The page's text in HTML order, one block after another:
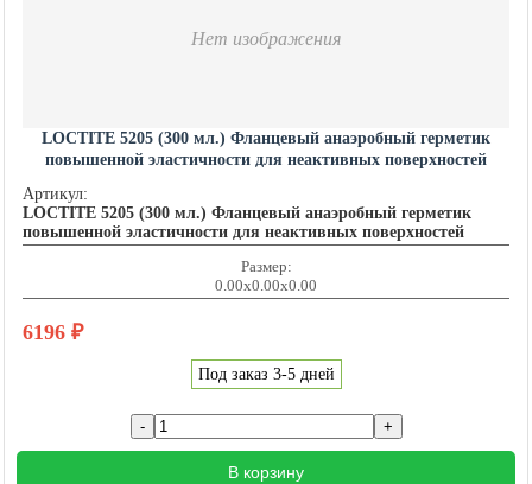
Нет изображения
LOCTITE 5205 (300 мл.) Фланцевый анаэробный герметик
повышенной эластичности для неактивных поверхностей
Артикул:
LOCTITE 5205 (300 мл.) Фланцевый анаэробный герметик
повышенной эластичности для неактивных поверхностей
Размер:
0.00x0.00x0.00
6196 ₽
Под заказ 3-5 дней
В корзину